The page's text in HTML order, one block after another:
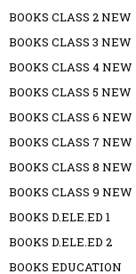
BOOKS CLASS 2 NEW
BOOKS CLASS 3 NEW
BOOKS CLASS 4 NEW
BOOKS CLASS 5 NEW
BOOKS CLASS 6 NEW
BOOKS CLASS 7 NEW
BOOKS CLASS 8 NEW
BOOKS CLASS 9 NEW
BOOKS D.ELE.ED 1
BOOKS D.ELE.ED 2
BOOKS EDUCATION